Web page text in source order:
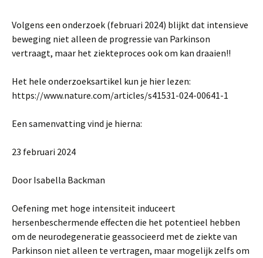
Volgens een onderzoek (februari 2024) blijkt dat intensieve
beweging niet alleen de progressie van Parkinson
vertraagt, maar het ziekteproces ook om kan draaien!!
Het hele onderzoeksartikel kun je hier lezen:
https://www.nature.com/articles/s41531-024-00641-1
Een samenvatting vind je hierna:
23 februari 2024
Door Isabella Backman
Oefening met hoge intensiteit induceert
hersenbeschermende effecten die het potentieel hebben
om de neurodegeneratie geassocieerd met de ziekte van
Parkinson niet alleen te vertragen, maar mogelijk zelfs om